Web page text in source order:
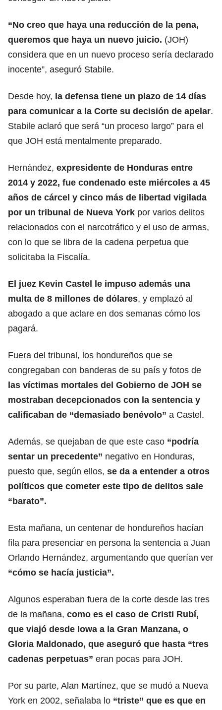
“No creo que haya una reducción de la pena,
queremos que haya un nuevo juicio. (JOH)
considera que en un nuevo proceso sería declarado
inocente”, aseguró Stabile.
Desde hoy, la defensa tiene un plazo de 14 días
para comunicar a la Corte su decisión de apelar.
Stabile aclaró que será “un proceso largo” para el
que JOH está mentalmente preparado.
Hernández, expresidente de Honduras entre
2014 y 2022, fue condenado este miércoles a 45
años de cárcel y cinco más de libertad vigilada
por un tribunal de Nueva York por varios delitos
relacionados con el narcotráfico y el uso de armas,
con lo que se libra de la cadena perpetua que
solicitaba la Fiscalía.
El juez Kevin Castel le impuso además una
multa de 8 millones de dólares, y emplazó al
abogado a que aclare en dos semanas cómo los
pagará.
Fuera del tribunal, los hondureños que se
congregaban con banderas de su país y fotos de
las víctimas mortales del Gobierno de JOH se
mostraban decepcionados con la sentencia y
calificaban de “demasiado benévolo” a Castel.
Además, se quejaban de que este caso “podría
sentar un precedente” negativo en Honduras,
puesto que, según ellos, se da a entender a otros
políticos que cometer este tipo de delitos sale
“barato”.
Esta mañana, un centenar de hondureños hacían
fila para presenciar en persona la sentencia a Juan
Orlando Hernández, argumentando que querían ver
“cómo se hacía justicia”.
Algunos esperaban fuera de la corte desde las tres
de la mañana, como es el caso de Cristi Rubí,
que viajó desde Iowa a la Gran Manzana, o
Gloria Maldonado, que aseguró que hasta “tres
cadenas perpetuas” eran pocas para JOH.
Por su parte, Alan Martínez, que se mudó a Nueva
York en 2002, señalaba lo “triste” que es que en